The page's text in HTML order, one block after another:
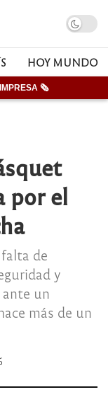
HOY MUNDO
🗞
por el
de
y
ante un
más de un